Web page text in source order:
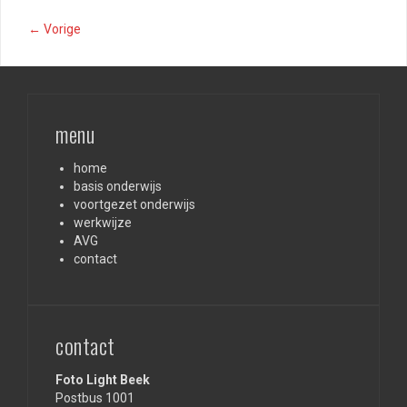
← Vorige
menu
home
basis onderwijs
voortgezet onderwijs
werkwijze
AVG
contact
contact
Foto Light Beek
Postbus 1001